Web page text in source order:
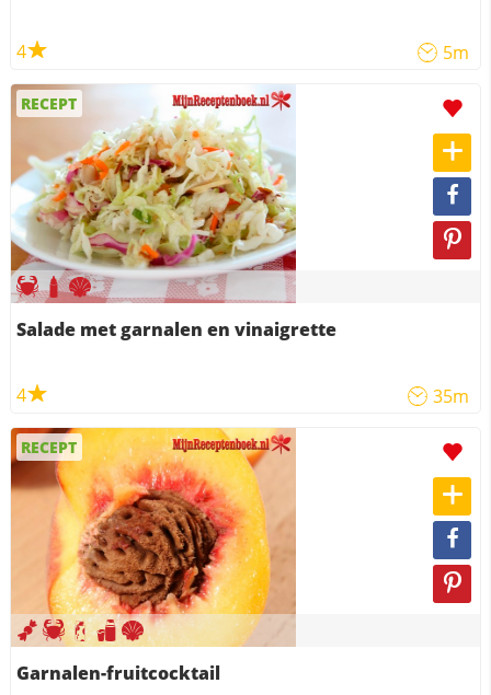
4 5m
RECEPT
Salade met garnalen en vinaigrette
4 35m
RECEPT
Garnalen-fruitcocktail